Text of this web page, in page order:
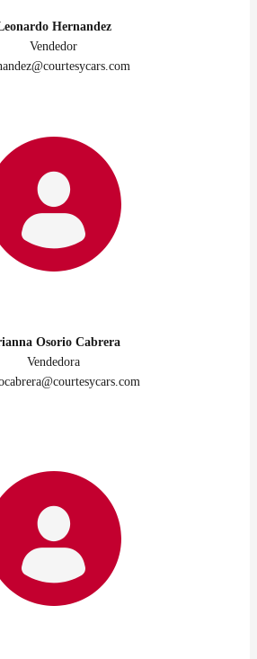
Hernandez
Vendedor
Osorio Cabrera
Vendedora